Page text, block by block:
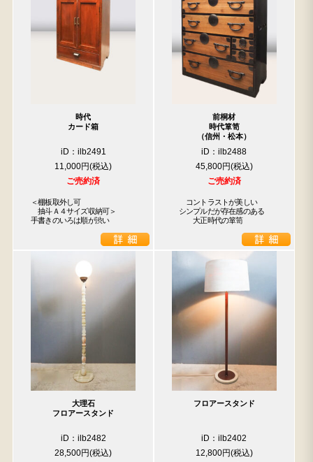
時代
カード箱
iD：ilb2491
11,000円
ご売約済
＜棚板取外し可
抽斗Ａ４サイズ収納可＞
手書きのいろは順が渋い
前桐材
時代箪笥
（信州・松本）
iD：ilb2488
45,800円
ご売約済
コントラストが美しい
シンプルだが存在感のある
大正時代の箪笥
大理石
フロアースタンド
iD：ilb2482
28,500円
フロアースタンド
iD：ilb2402
12,800円